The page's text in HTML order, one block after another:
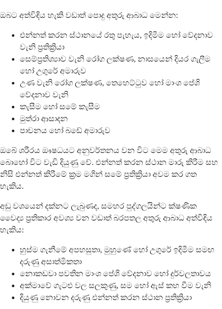
ඔබට අත්විඳිය හැකි වඩාත් පොදු අතුරු ආබාධ මෙන්න:
එන්නත් කරන ස්ථානයේ රතු පැහැය, ඉදිමීම හෝ වේදනාව
වැනි ප්‍රතික්‍රියා
සෙම්ප්‍රතිශ්‍යාව වැනි රෝග ලක්ෂණ, නාසයෙන් දියර ගැලීම
හෝ උගුරේ අමාරුව
උණ වැනි රෝග ලක්ෂණ, තෙහෙට්ටුව හෝ මාංශ පේශි
වේදනාව වැනි
කැසීම හෝ සමේ කැසීම
මුත්රා ආසාදන
පාචනය හෝ බඩේ අමාරුව
ඔබේ ශරීරය ඖෂධයට අනුවර්තනය වන විට මෙම අතුරු ආබාධ
බොහෝ විට වැඩි දියුණු වේ. එන්නත් කරන ස්ථාන මාරු කිරීම සහ
නිසි එන්නත් කිරීමේ ක්‍රම මගින් සමේ ප්‍රතික්‍රියා අවම කර ගත
හැකිය.
අඩු වශයෙන් දක්නට ලැබුණද, සමහර පුද්ගලයින්ට ක්ෂණික
වෛද්‍ය ප්‍රතිකාර අවශ්‍ය වන වඩාත් බරපතල අතුරු ආබාධ අත්විඳිය
හැකිය:
හුස්ම ගැනීමේ අපහසුතා, මුහුණේ හෝ උගුරේ ඉදිමීම සමඟ
දරුණු අසාත්මිකතා
නොකඩවා පවතින මාංශ පේශි වේදනාව හෝ දුර්වලතාවය
අක්මාවේ ගැටළු වල සලකුණු, සම හෝ ඇස් කහ වීම වැනි
දියුණු නොවන දරුණු එන්නත් කරන ස්ථාන ප්‍රතික්‍රියා